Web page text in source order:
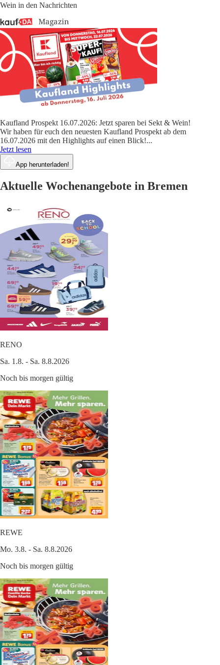
Wein in den Nachrichten
Kaufland Prospekt 16.07.2026: Jetzt sparen bei Sekt & Wein!
Wir haben für euch den neuesten Kaufland Prospekt ab dem
16.07.2026 mit den Highlights auf einen Blick!...
Jetzt lesen
App herunterladen!
Aktuelle Wochenangebote in Bremen
RENO
Sa. 1.8. - Sa. 8.8.2026
Noch bis morgen gültig
REWE
Mo. 3.8. - Sa. 8.8.2026
Noch bis morgen gültig